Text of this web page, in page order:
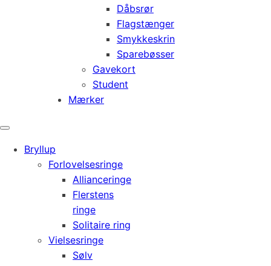
Dåbsrør
Flagstænger
Smykkeskrin
Sparebøsser
Gavekort
Student
Mærker
Bryllup
Forlovelsesringe
Allianceringe
Flerstens
ringe
Solitaire ring
Vielsesringe
Sølv